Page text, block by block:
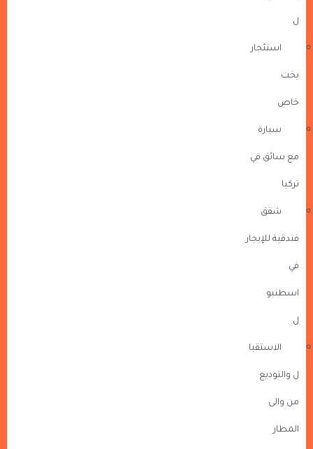
ل
استئجار
يخت
خاص
سيارة
مع سائق في
تركيا
شقق
فندقية للإيجار
في
اسطنبو
ل
الاستقبا
ل والتوديع
من والى
المطار